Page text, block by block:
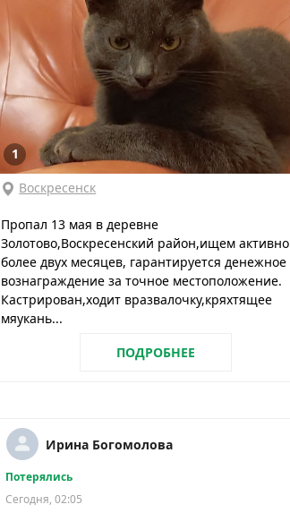
1
Воскресенск
Пропал 13 мая в деревне
Золотово,Воскресенский район,ищем активно
более двух месяцев, гарантируется денежное
вознаграждение за точное местоположение.
Кастрирован,ходит вразвалочку,кряхтящее
мяукань...
ПОДРОБНЕЕ
Ирина Богомолова
Потерялись
Сегодня, 02:05